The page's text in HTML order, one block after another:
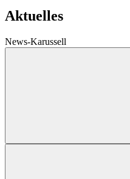
Aktuelles
News-Karussell